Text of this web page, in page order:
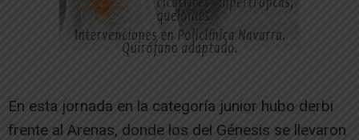
En esta jornada en la categoría junior hubo derbi
frente al Arenas, donde los del Génesis se llevaron